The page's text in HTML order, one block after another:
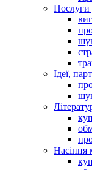
Послуги
Ідеї,
Насіння